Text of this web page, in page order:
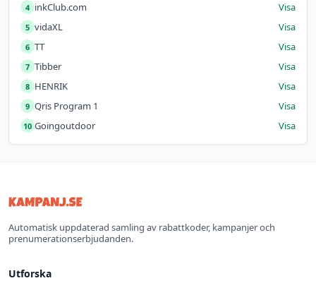
4 inkClub.com Visa
5 vidaXL Visa
6 TT Visa
7 Tibber Visa
8 HENRIK Visa
9 Qris Program 1 Visa
10 Goingoutdoor Visa
Automatisk uppdaterad samling av rabattkoder, kampanjer och
prenumerationserbjudanden.
Utforska